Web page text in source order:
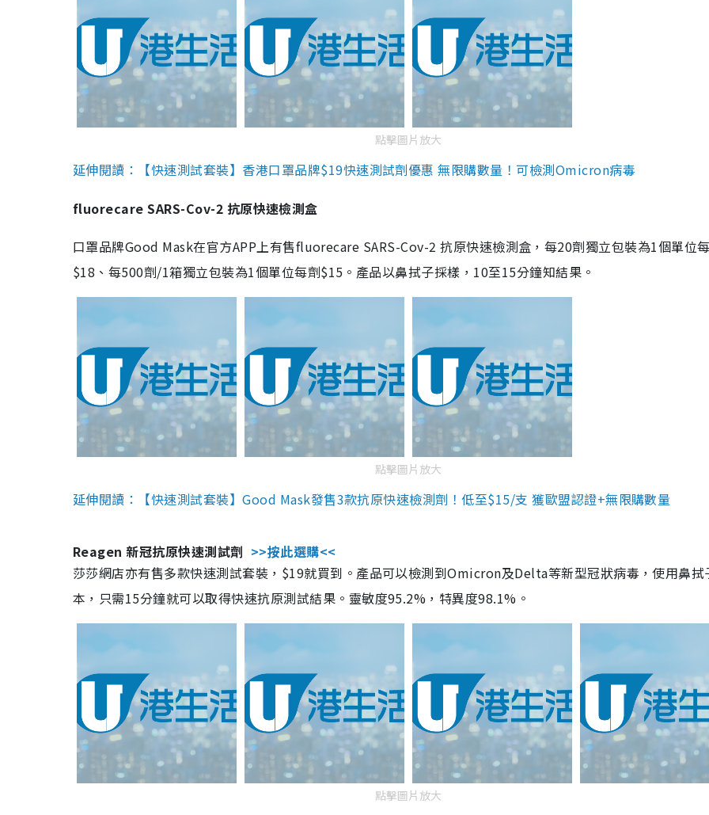
點擊圖片放大
延伸閱讀：【快速測試套裝】香港口罩品牌$19快速測試劑優惠 無限購數量！可檢測Omicron病毒
fluorecare SARS-Cov-2 抗原快速檢測盒
口罩品牌Good Mask在官方APP上有售fluorecare SARS-Cov-2 抗原快速檢測盒，每20劑獨立包裝為1個單位
$18、每500劑/1箱獨立包裝為1個單位每劑$15。產品以鼻拭子採樣，10至15分鐘知結果。
點擊圖片放大
延伸閱讀：【快速測試套裝】Good Mask發售3款抗原快速檢測劑！低至$15/支 獲歐盟認證+無限購數量
Reagen 新冠抗原快速測試劑 >>按此選購<<
莎莎網店亦有售多款快速測試套裝，$19就買到。產品可以檢測到Omicron及Delta等新型冠狀病毒，使用鼻拭
本，只需15分鐘就可以取得快速抗原測試結果。靈敏度95.2%，特異度98.1%。
點擊圖片放大